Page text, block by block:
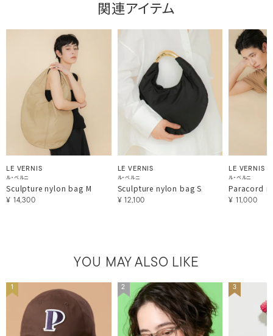
関連アイテム
LE VERNIS
ル・ベルニ
Sculpture nylon bag M
¥ 14,300
LE VERNIS
ル・ベルニ
Sculpture nylon bag S
¥ 12,100
LE VERNIS
ル・ベルニ
Paracord
¥ 11,000
YOU MAY ALSO LIKE
1 2 3